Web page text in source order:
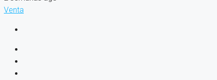
Venta